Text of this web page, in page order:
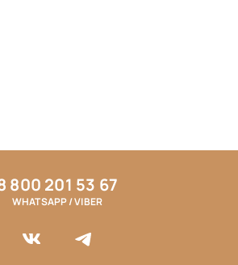
800 201 53 67
WHATSAPP / VIBER